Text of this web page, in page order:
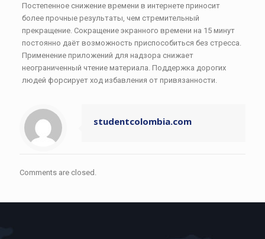
Постепенное снижение времени в интернете приносит
более прочные результаты, чем стремительный
прекращение. Сокращение экранного времени на 15 минут
постоянно даёт возможность приспособиться без стресса.
Применение приложений для надзора снижает
неограниченный чтение материала. Поддержка дорогих
людей форсирует ход избавления от привязанности.
studentcolombia.com
Comments are closed.